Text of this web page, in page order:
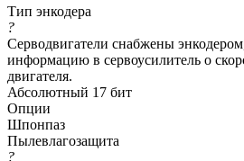
Тип энкодера
?
Серводвигатели снабжены
информацию в сервоусилитель о
двигателя.
Абсолютный 17 бит
Опции
Шпонпаз
Пылевлагозащита
?